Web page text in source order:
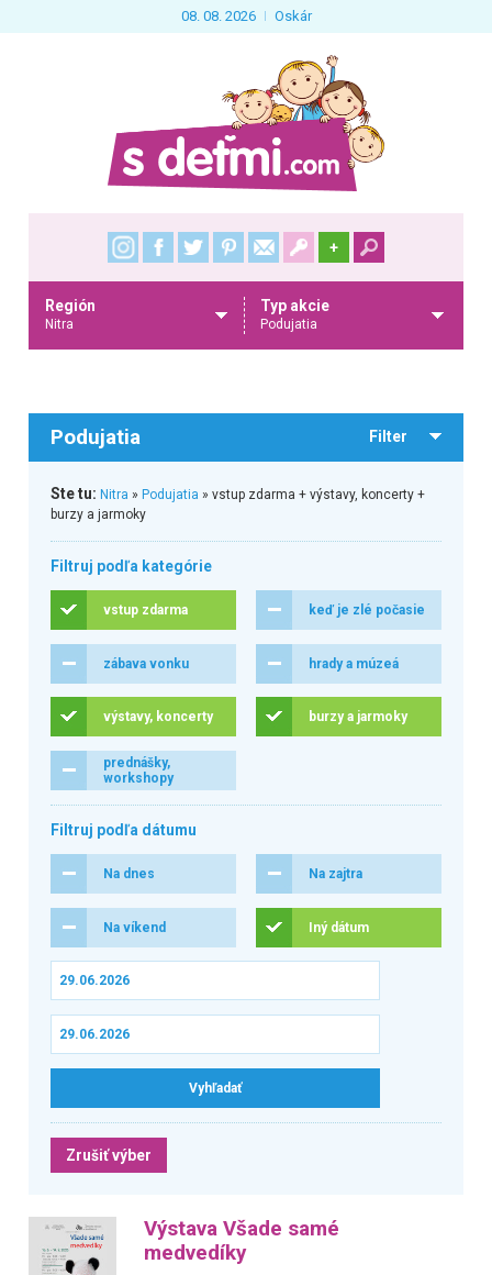
08. 08. 2026 Oskár
+
Región
Nitra
Typ akcie
Podujatia
Podujatia Filter
Ste tu: Nitra » Podujatia » vstup zdarma + výstavy, koncerty +
burzy a jarmoky
Filtruj podľa kategórie
vstup zdarma keď je zlé počasie
zábava vonku hrady a múzeá
výstavy, koncerty burzy a jarmoky
prednášky,
workshopy
Filtruj podľa dátumu
Na dnes Na zajtra
Na víkend Iný dátum
Zrušiť výber
Výstava Všade samé
medvedíky